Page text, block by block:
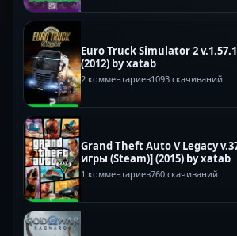
Euro Truck Simulator 2
(2012) by xatab
2 комментариев1093 скачиваний
Grand Theft Auto V Legacy
игры (Steam)] (2015) by xatab
1 комментариев760 скачиваний